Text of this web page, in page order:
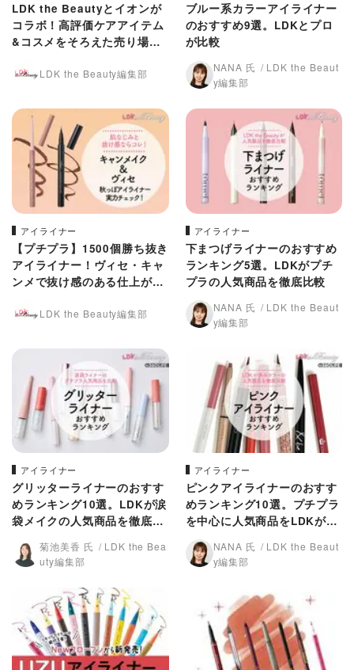
LDK the Beautyとイオンが
コラボ！高評価ケアアイテム
&コスメをそろえた売り場が
LDK the Beauty編集部
ブルー系カラーアイライナー
のおすすめ9選。LDKとプロ
が比較
NANA 氏
LDK the Beaut
y編集部
アイライナー
【プチプラ】1500個勝ち抜き
アイライナー！ヴィセ・キャ
ンメで抜け感のある仕上がり
LDK the Beauty編集部
アイライナー
下まつげライナーのおすすめ
ランキング5選。LDKがプチ
プラの人気商品を徹底比較
NANA 氏
LDK the Beaut
y編集部
アイライナー
グリッターライナーのおすす
めランキング10選。LDKが涙
袋メイクの人気商品を徹底比
菊池美香 氏
LDK the Bea
uty編集部
アイライナー
ピンクアイライナーのおすす
めランキング10選。プチプラ
を中心に人気商品をLDKが徹
底比較
NANA 氏
LDK the Beaut
y編集部